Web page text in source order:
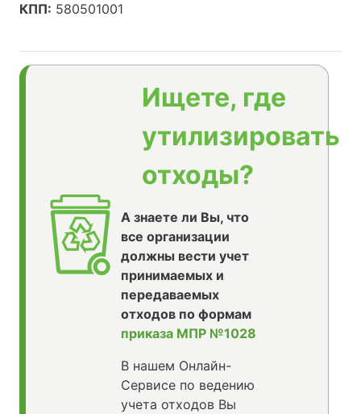
КПП: 580501001
Ищете, где
утилизировать
отходы?
А знаете ли Вы, что
все организации
должны вести учет
принимаемых и
передаваемых
отходов по формам
приказа МПР №1028
В нашем Онлайн-
Сервисе по ведению
учета отходов Вы